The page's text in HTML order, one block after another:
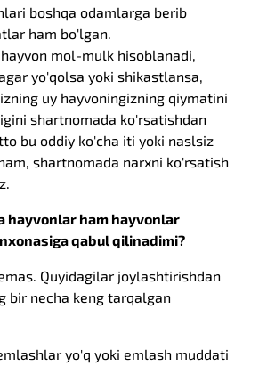
boshqa odamlarga berib
ham bo'lgan.
mol-mulk hisoblanadi,
yo'qolsa yoki shikastlansa,
uy hayvoningizning qiymatini
shartnomada ko'rsatishdan
bu oddiy ko'cha iti yoki naslsiz
shartnomada narxni ko'rsatish
hayvonlar ham hayvonlar
qabul qilinadimi?
Quyidagilar joylashtirishdan
bir necha keng tarqalgan
yo'q yoki emlash muddati